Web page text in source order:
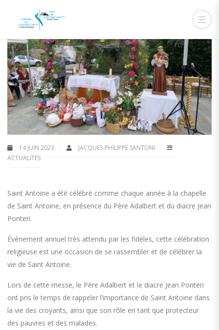
14 JUIN 2023
JACQUES-PHILIPPE SANTONI
ACTUALITÉS
Saint Antoine a été célébré comme chaque année à la chapelle
de Saint Antoine, en présence du Père Adalbert et du diacre Jean
Ponteri.
Événement annuel très attendu par les fidèles, cette célébration
religieuse est une occasion de se rassembler et de célébrer la
vie de Saint Antoine.
Lors de cette messe, le Père Adalbert et le diacre Jean Ponteri
ont pris le temps de rappeler l’importance de Saint Antoine dans
la vie des croyants, ainsi que son rôle en tant que protecteur
des pauvres et des malades.